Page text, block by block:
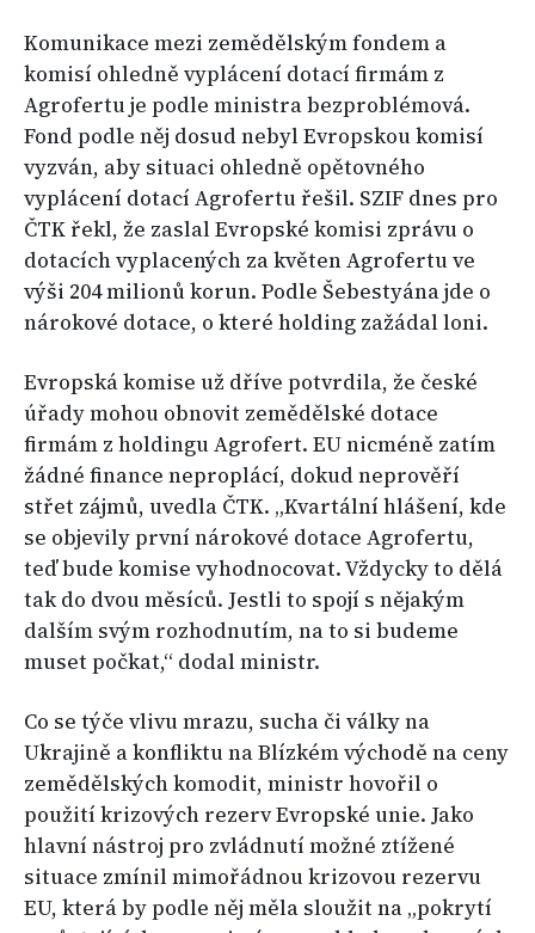
Komunikace mezi zemědělským fondem a
komisí ohledně vyplácení dotací firmám z
Agrofertu je podle ministra bezproblémová.
Fond podle něj dosud nebyl Evropskou komisí
vyzván, aby situaci ohledně opětovného
vyplácení dotací Agrofertu řešil. SZIF dnes pro
ČTK řekl, že zaslal Evropské komisi zprávu o
dotacích vyplacených za květen Agrofertu ve
výši 204 milionů korun. Podle Šebestyána jde o
nárokové dotace, o které holding zažádal loni.
Evropská komise už dříve potvrdila, že české
úřady mohou obnovit zemědělské dotace
firmám z holdingu Agrofert. EU nicméně zatím
žádné finance neproplácí, dokud neprověří
střet zájmů, uvedla ČTK. „Kvartální hlášení, kde
se objevily první nárokové dotace Agrofertu,
teď bude komise vyhodnocovat. Vždycky to dělá
tak do dvou měsíců. Jestli to spojí s nějakým
dalším svým rozhodnutím, na to si budeme
muset počkat,“ dodal ministr.
Co se týče vlivu mrazu, sucha či války na
Ukrajině a konfliktu na Blízkém východě na ceny
zemědělských komodit, ministr hovořil o
použití krizových rezerv Evropské unie. Jako
hlavní nástroj pro zvládnutí možné ztížené
situace zmínil mimořádnou krizovou rezervu
EU, která by podle něj měla sloužit na „pokrytí